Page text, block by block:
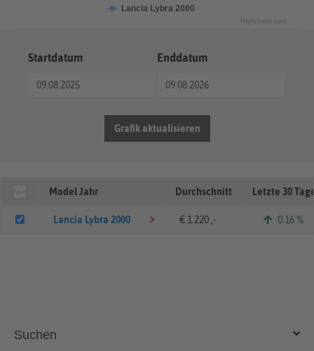
Lancia Lybra 2000
Highcharts.com
Startdatum Enddatum
Grafik aktualisieren
Model Jahr Durchschnitt Letzte 30
Lancia Lybra 2000 € 1.220 ,- 0.16 %
Suchen